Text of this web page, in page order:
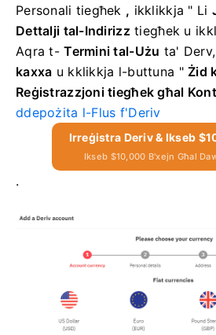
Personali tiegħek , ikklikkja " Li
Dettalji tal-Indirizz tiegħek u
Aqra t-Termini tal-Użu ta'
kaxxa u kklikkja l-buttuna "Żid
Reġistrazzjoni tiegħek għal
ddepożita l-Flus f'Deriv
Irreġistra Deriv & Ikseb
Ikseb $10,000 B'xejn Għal
.